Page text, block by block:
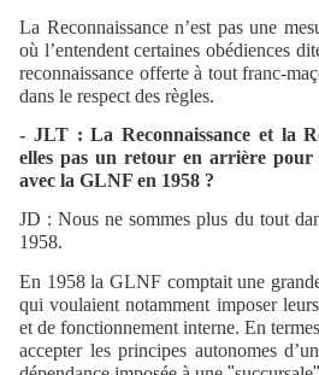
La Reconnaissance n’est pas une
où l’entendent certaines obédiences
reconnaissance offerte à tout franc-
dans le respect des règles.
- JLT : La Reconnaissance et la
elles pas un retour en arrière
avec la GLNF en 1958 ?
JD : Nous ne sommes plus du tout
1958.
En 1958 la GLNF comptait une
qui voulaient notamment imposer
et de fonctionnement interne. En
accepter les principes autonomes